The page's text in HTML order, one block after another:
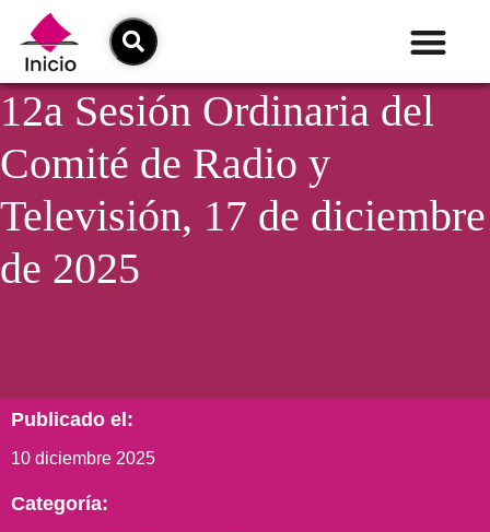
12a Sesión Ordinaria del
Comité de Radio y
Televisión, 17 de diciembre
de 2025
Publicado el:
10 diciembre 2025
Categoría: